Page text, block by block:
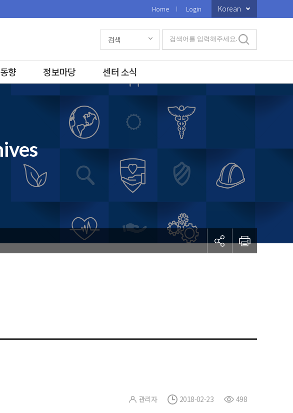
Home Login Korean
향 정보마당 센터 소식
검색 검색어를 입력해주세요.
관리자 2018-02-23 498